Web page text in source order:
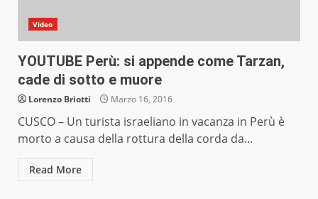
Video
YOUTUBE Perù: si appende come Tarzan,
cade di sotto e muore
Lorenzo Briotti Marzo 16, 2016
CUSCO – Un turista israeliano in vacanza in Perù è
morto a causa della rottura della corda da...
Read More